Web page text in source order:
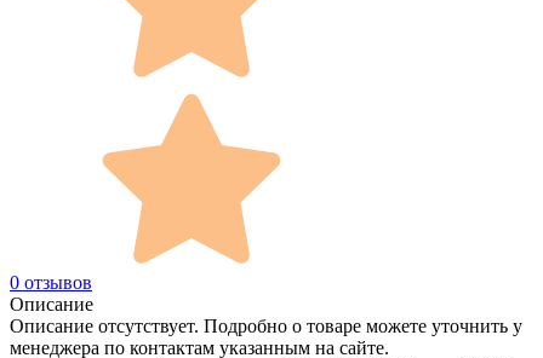
0 отзывов
Описание
Описание отсутствует. Подробно о товаре можете уточнить у
менеджера по контактам указанным на сайте.